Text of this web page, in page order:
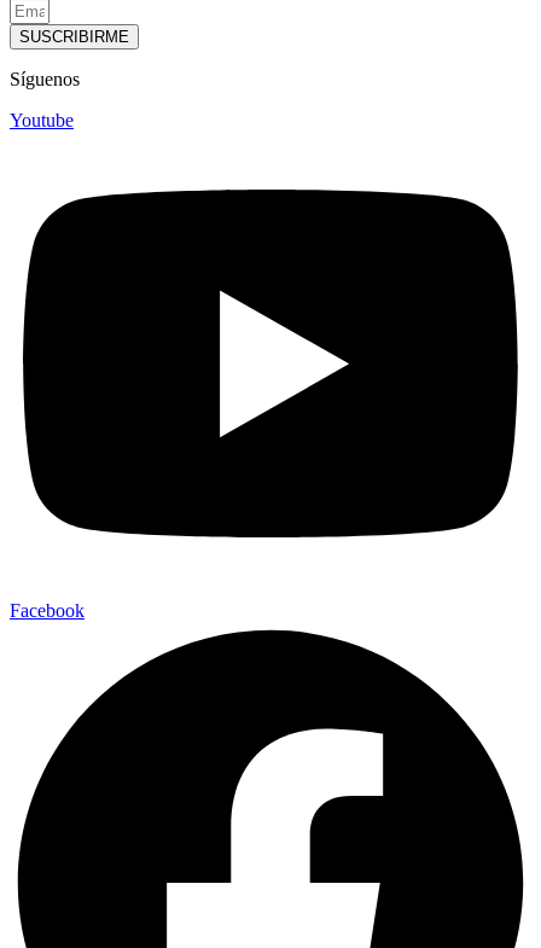
SUSCRIBIRME
Síguenos
Youtube
Facebook